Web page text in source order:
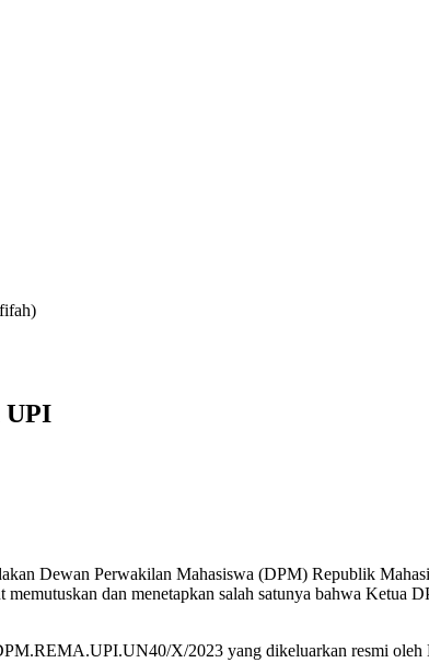
UPI
Dewan Perwakilan Mahasiswa (DPM) Republik
dan menetapkan salah satunya bahwa
X/2023 yang dikeluarkan resmi oleh